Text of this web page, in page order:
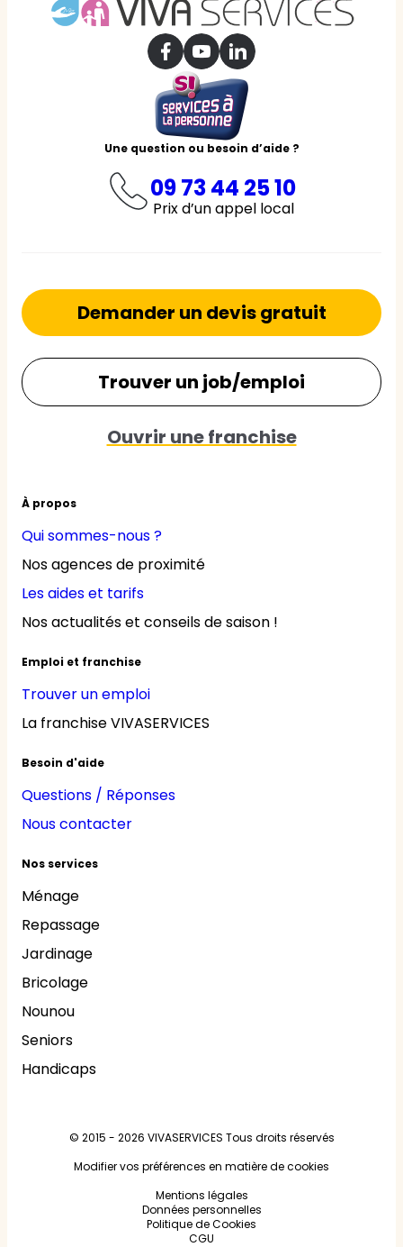
Une question ou besoin d’aide ?
09 73 44 25 10
Prix d’un appel local
À propos
Qui sommes-nous ?
Nos agences de proximité
Les aides et tarifs
Nos actualités et conseils de saison !
Emploi et franchise
Trouver un emploi
La franchise VIVASERVICES
Besoin d'aide
Questions / Réponses
Nous contacter
Nos services
Ménage
Repassage
Jardinage
Bricolage
Nounou
Seniors
Handicaps
Demander un devis gratuit
Trouver un job/emploi
Ouvrir une franchise
© 2015 - 2026 VIVASERVICES Tous droits réservés
Modifier vos préférences en matière de cookies
Mentions légales
Données personnelles
Politique de Cookies
CGU